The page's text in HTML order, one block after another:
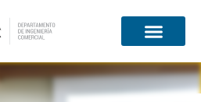
para